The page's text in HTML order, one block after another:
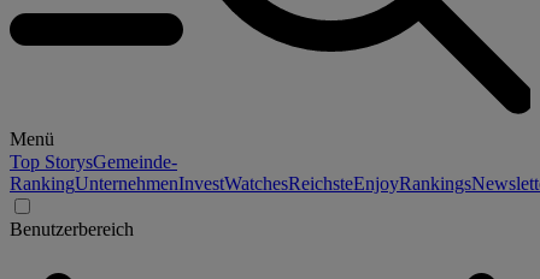
Menü
Top StorysGemeinde-
RankingUnternehmenInvestWatchesReichsteEnjoyRankings
Benutzerbereich